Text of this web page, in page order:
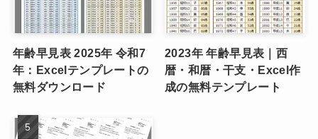
年齢早見表 2025年 令和7
年：Excelテンプレートの
無料ダウンロード
2023年 年齢早見表｜西
暦・和暦・干支・Excel作
成の無料テンプレート